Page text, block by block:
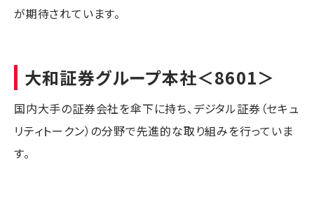
が期待されています。
大和証券グループ本社＜8601＞
国内大手の証券会社を傘下に持ち、デジタル証券（セキュ
リティトークン）の分野で先進的な取り組みを行っていま
す。